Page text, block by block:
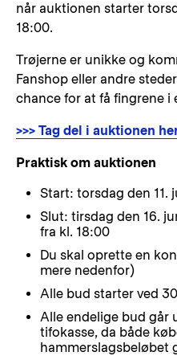
når auktionen starter
18:00.
Trøjerne er unikke og
Fanshop eller andre
chance for at få fingrene i
>>> Tag del i auktionen
Praktisk om auktionen
Start: torsdag den 11.
Slut: tirsdag den 16.
fra kl. 18:00
Du skal oprette en
mere nedenfor)
Alle bud starter ved
Alle endelige bud går
tifokasse, da både
hammerslagsbeløbet